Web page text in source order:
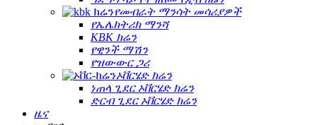
የመብራት ማንሳት መሳሪያዎች
የኤሌክትሪክ ማንሻ
KBK ክሬን
የዊንች ማሽን
የዝውውር ጋሪ
ኦቨርሄድ ክሬን
ነጠላ ጊደር ኦቨርሄድ ክሬን
ድርብ ጊደር ኦቨርሄድ ክሬን
ዜና